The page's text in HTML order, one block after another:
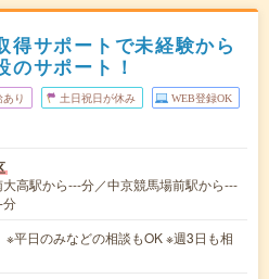
得サポートで未経験から
のサポート！
り 土日祝日が休み WEB登録OK
高駅から---分／中京競馬場前駅から---
分
※平日のみなどの相談もOK ※週3日も相